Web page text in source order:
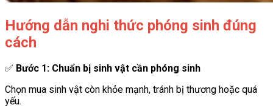
Hướng dẫn nghi thức phóng sinh đúng
cách
✅ Bước 1: Chuẩn bị sinh vật cần phóng sinh
Chọn mua sinh vật còn khỏe mạnh, tránh bị thương hoặc quá
yếu.